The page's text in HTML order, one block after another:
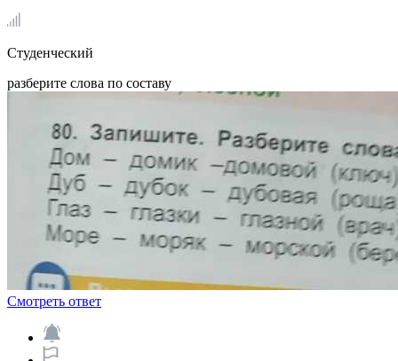
Студенческий
разберите слова по составу ​
Смотреть ответ